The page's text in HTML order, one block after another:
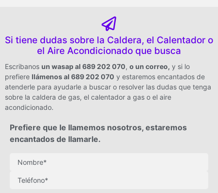
Si tiene dudas sobre la Caldera, el Calentador o
el Aire Acondicionado que busca
Escribanos un wasap al 689 202 070, o un correo, y si lo
prefiere llámenos al 689 202 070 y estaremos encantados de
atenderle para ayudarle a buscar o resolver las dudas que tenga
sobre la caldera de gas, el calentador a gas o el aire
acondicionado.
Prefiere que le llamemos nosotros, estaremos
encantados de llamarle.